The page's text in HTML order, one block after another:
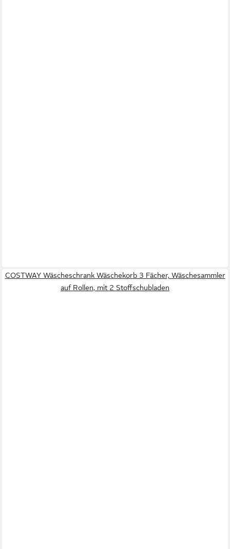
COSTWAY Wäscheschrank Wäschekorb 3 Fächer, Wäschesammler
auf Rollen, mit 2 Stoffschubladen